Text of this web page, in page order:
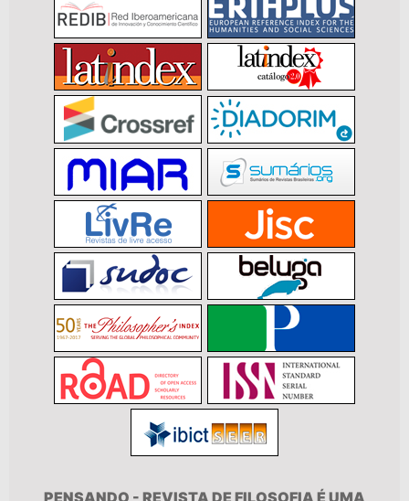
PENSANDO - REVISTA DE FILOSOFIA É UMA